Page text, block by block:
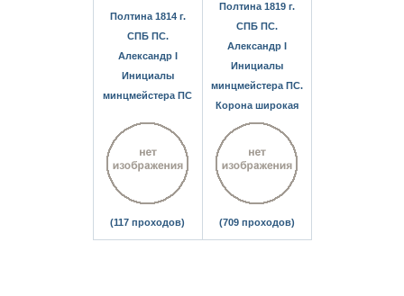
Полтина 1814 г.
СПБ ПС.
Александр I
Инициалы
минцмейстера ПС
(117 проходов)
Полтина 1819 г.
СПБ ПС.
Александр I
Инициалы
минцмейстера ПС.
Корона широкая
(709 проходов)